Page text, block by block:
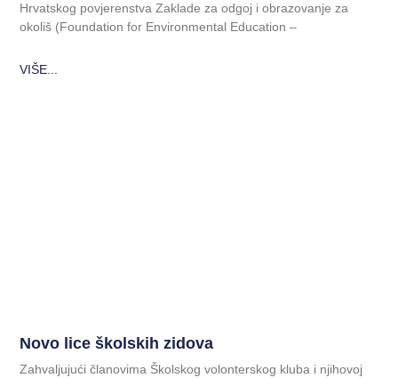
Hrvatskog povjerenstva Zaklade za odgoj i obrazovanje za
okoliš (Foundation for Environmental Education –
VIŠE...
Novo lice školskih zidova
Zahvaljujući članovima Školskog volonterskog kluba i njihovoj